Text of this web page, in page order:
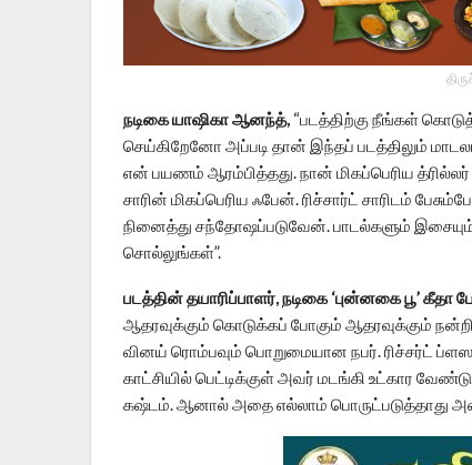
நடிகை யாஷிகா ஆனந்த், “படத்திற்கு நீங்கள்
செய்கிறேனோ அப்படி தான் இந்தப் படத்திலும்
என் பயணம் ஆரம்பித்தது. நான் மிகப்பெரிய
சாரின் மிகப்பெரிய ஃபேன். ரிச்சார்ட் சாரிடம்
நினைத்து சந்தோஷப்படுவேன். பாடல்களும் இசையும்
சொல்லுங்கள்”.
படத்தின் தயாரிப்பாளர், நடிகை ‘புன்னகை பூ’ கீதா
ஆதரவுக்கும் கொடுக்கப் போகும் ஆதரவுக்கும்
வினய் ரொம்பவும் பொறுமையான நபர். ரிச்சர்ட்
காட்சியில் பெட்டிக்குள் அவர் மடங்கி உட்கார
கஷ்டம். ஆனால் அதை எல்லாம் பொருட்படுத்தாது